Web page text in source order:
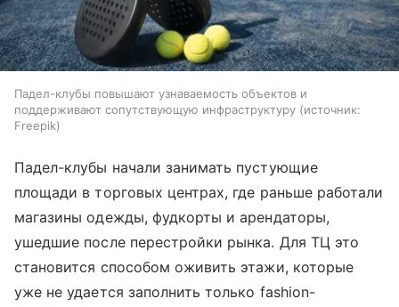
Падел-клубы повышают узнаваемость объектов и
поддерживают сопутствующую инфраструктуру
источник:
Freepik
Падел-клубы начали занимать пустующие
площади в торговых центрах, где раньше работали
магазины одежды, фудкорты и арендаторы,
ушедшие после перестройки рынка. Для ТЦ это
становится способом оживить этажи, которые
уже не удается заполнить только fashion-